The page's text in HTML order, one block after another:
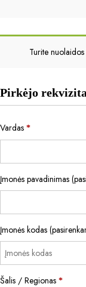
Turite
Pirkėjo
Vardas *
Įmonės pavadinimas
Įmonės kodas
Šalis / Regionas *